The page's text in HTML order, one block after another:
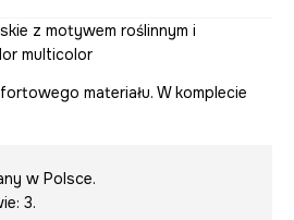
z motywem roślinnym i
multicolor
materiału. W komplecie
w Polsce.
3.